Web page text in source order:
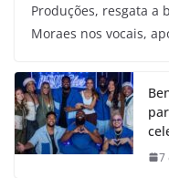
Produções, resgata a
Moraes nos vocais,
7